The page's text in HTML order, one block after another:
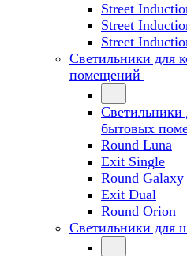
Street
Street
Street
Светильники для
помещений
Светильники
бытовых
Round Luna
Exit Single
Round Galaxy
Exit Dual
Round Orion
Светильники для